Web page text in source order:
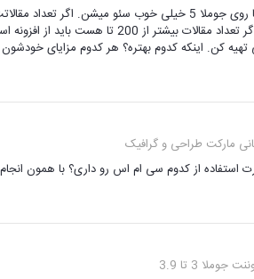
گذر زمان، روبات های گوگل سایت رو فعال می بینن و
کن. اینکه کدوم بهتره؟ هر کدوم مزایای
مارکت طراحی و گرافیک
استفاده از کدوم سی ام اس رو داری؟ با همون
جوملا 3 تا 3.9